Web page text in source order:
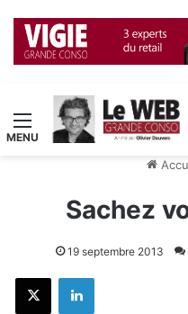
Menu
Sachez
19 septembre 2013
X Linkedin